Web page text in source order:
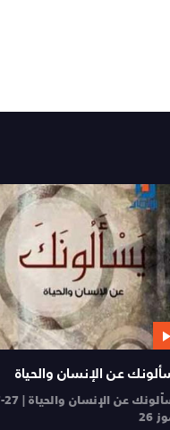
عن الإنسان والحياة
عن الإنسان والحياة | 27-7-2026
26